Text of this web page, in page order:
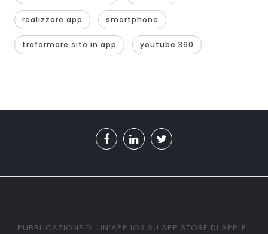
realizzare app smartphone
traformare sito in app youtube 360
PUBBLICAZIONE DI UN’APP IOS SU APP STORE DI APPLE